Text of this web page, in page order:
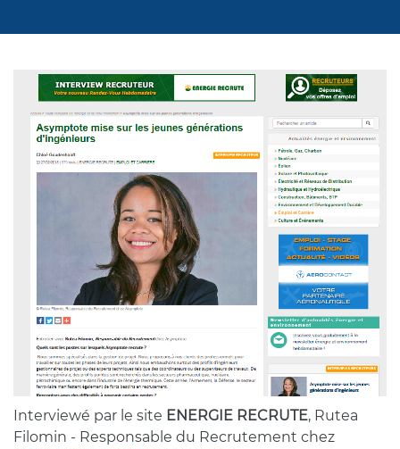
Interviewé par le site ENERGIE RECRUTE, Rutea
Filomin - Responsable du Recrutement chez